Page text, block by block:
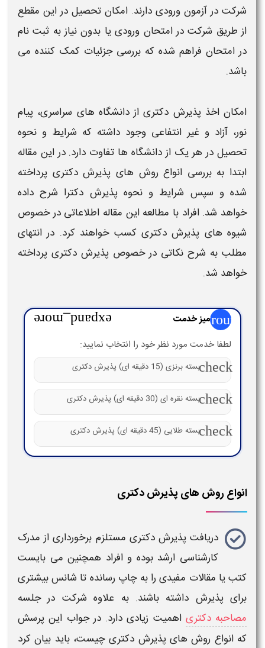
شرکت در آزمون ورودی دارند. امکان تحصیل در این مقطع
از طریق شرکت در امتحان ورودی یا بدون نیاز به ثبت نام
در امتحان فراهم شده که بررسی جزئیات کمک کننده می
باشد.
امکان اخذ پذیرش دکتریاز دانشگاه های سراسری، پیام
نور، آزاد و غیر انتفاعی وجود داشته که شرایط و نحوه
تحصیل در هر یک از دانشگاه ها تفاوت دارد. در این مقاله
ابتدا به بررسی انواع روش های پذیرش دکتری پرداخته
شده و سپس شرایط و نحوه پذیرش دکترا شرح داده
خواهد شد. افراد با مطالعه این مقاله اطلاعاتی در خصوص
شیوه های پذیرش دکتری کسب خواهند کرد. در انتهای
مطلب به شرح نکاتی در خصوص پذیرش دکتری پرداخته
خواهد شد.
groupمیز خدمت expand_more
لطفا خدمت مورد نظر خود را انتخاب نمایید:
checkبسته برنزی (15 دقیقه ای) پذیرش دکتری
checkبسته نقره ای (30 دقیقه ای) پذیرش دکتری
checkبسته طلایی (45 دقیقه ای) پذیرش دکتری
انواع روش های پذیرش دکتری
دریافتپذیرش دکتری مستلزم برخورداری از مدرک
کارشناسی ارشد بوده و افراد همچنین می بایست
کتب یا مقالات مفیدی را به چاپ رسانده تا شانس بیشتری
برایپذیرش داشته باشند. به علاوه شرکت در جلسه
مصاحبه دکتری اهمیت زیادی دارد. در جواب این پرسش
که انواع روش های پذیرش دکتریچیست، باید بیان کرد